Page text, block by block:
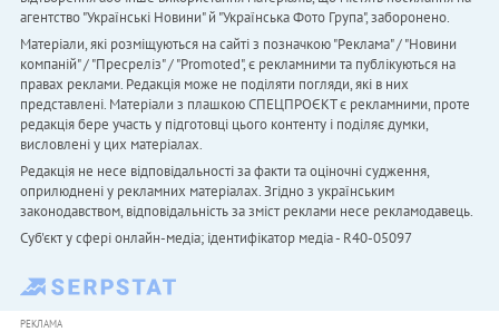
агентство "Українськi Новини" й "Українська Фото Група", заборонено.
Матеріали, які розміщуються на сайті з позначкою "Реклама" / "Новини
компаній" / "Пресреліз" / "Promoted", є рекламними та публікуються на
правах реклами. Редакція може не поділяти погляди, які в них
представлені. Матеріали з плашкою СПЕЦПРОЄКТ є рекламними, проте
редакція бере участь у підготовці цього контенту і поділяє думки,
висловлені у цих матеріалах.
Редакція не несе відповідальності за факти та оціночні судження,
оприлюднені у рекламних матеріалах. Згідно з українським
законодавством, відповідальність за зміст реклами несе рекламодавець.
Cуб'єкт у сфері онлайн-медіа; ідентифікатор медіа - R40-05097
РЕКЛАМА